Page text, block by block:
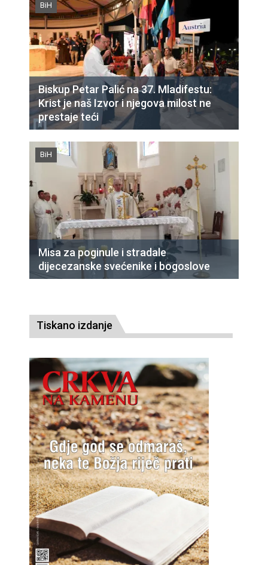
BiH
Biskup Petar Palić na 37. Mladifestu:
Krist je naš Izvor i njegova milost ne
prestaje teći
BiH
Misa za poginule i stradale
dijecezanske svećenike i bogoslove
Tiskano izdanje